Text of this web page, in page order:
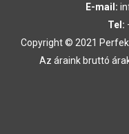
E-mail:
Tel:
Copyright © 2021
Az áraink bruttó